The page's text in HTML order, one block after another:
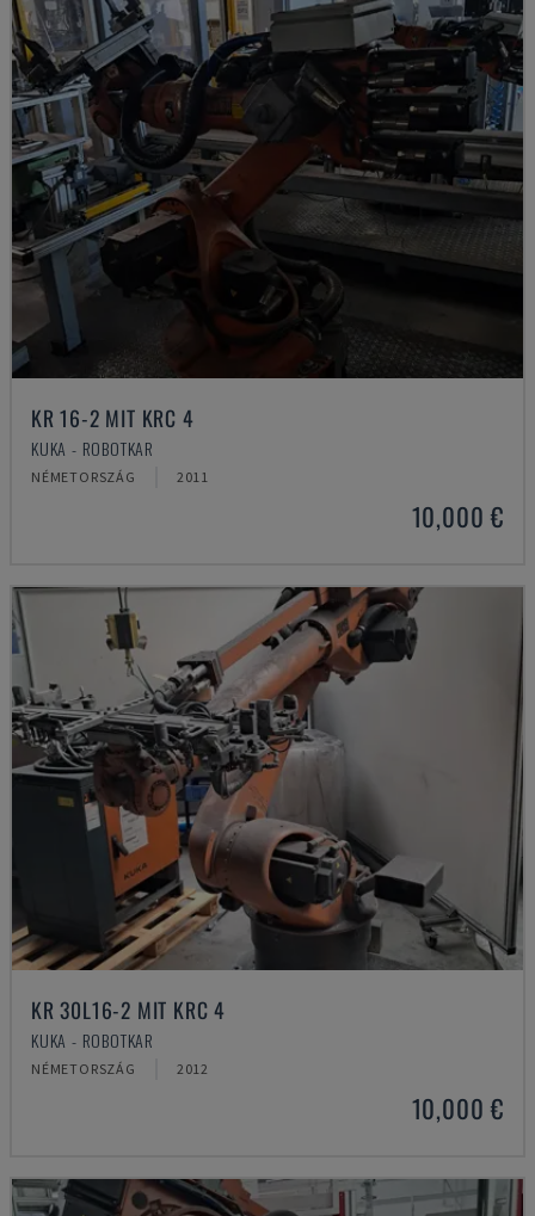
KR 16-2 MIT KRC 4
KUKA - ROBOTKAR
NÉMETORSZÁG 2011
10,000 €
KR 30L16-2 MIT KRC 4
KUKA - ROBOTKAR
NÉMETORSZÁG 2012
10,000 €